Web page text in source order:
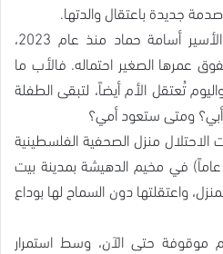
جديدة باعتقال والدتها.
حور التي تعيش غياب والدها الأسير أسامة حماد منذ عام 2023،
عمرها الصغير احتماله. فالأب ما
تُعتقل الأم أيضاً، لتبقى الطفلة
أبي؟ ومتى ستعود أمي؟
قوات الاحتلال منزل الصحفية الفلسطينية
إسلام عبد المجيد عمارنة (31 عاماً) في مخيم الدهيشة بمدينة بيت
واعتقلتها دون السماح لها بوداع
موقوفة حتى الآن، وسط استمرار